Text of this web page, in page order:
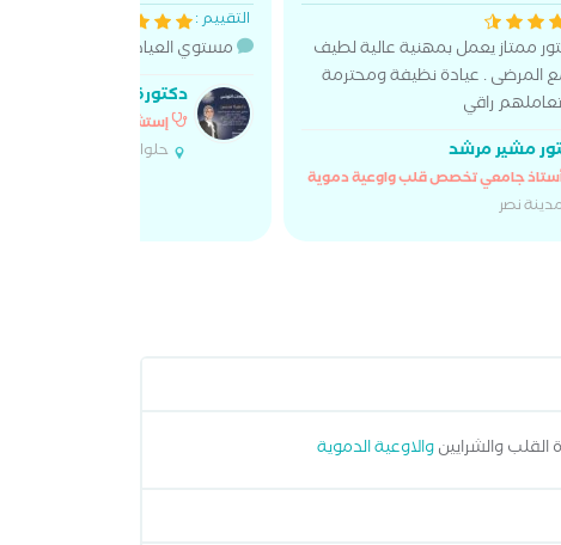
ممتاز يعمل بمهنية عالية لطيف
المرضى . عيادة نظيفة ومحترمة
راقي
مشير مرشد
جامعي تخصص قلب واوعية دموية
نصر
التقييم :
مستوي العياده كويس وكشف
دكتورة هبة محسن
إستشاري تخصص قلب
حلوان
والشرايينوالاوعية الدموية